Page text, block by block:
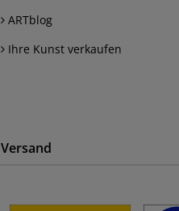
ARTblog
Ihre Kunst verkaufen
Versand